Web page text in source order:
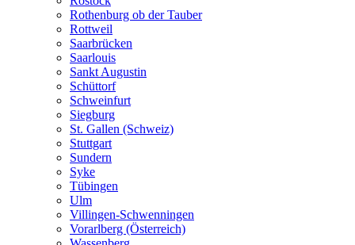
Rothenburg ob der Tauber
Rottweil
Saarbrücken
Saarlouis
Sankt Augustin
Schüttorf
Schweinfurt
Siegburg
St. Gallen (Schweiz)
Stuttgart
Sundern
Syke
Tübingen
Ulm
Villingen-Schwenningen
Vorarlberg (Österreich)